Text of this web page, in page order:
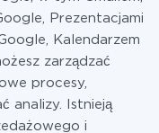
Prezentacjami
Kalendarzem
zarządzać
procesy,
analizy. Istnieją
i